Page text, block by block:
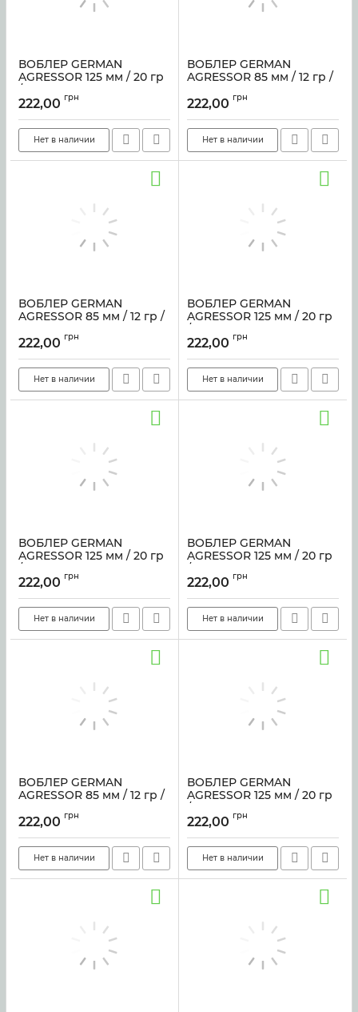
ВОБЛЕР GERMAN
AGRESSOR 125 мм / 20 гр
/ C228
Артикул: sf-1193
222,00 грн
Нет в наличии
ВОБЛЕР GERMAN
AGRESSOR 85 мм / 12 гр /
Артикул: sf-2891
222,00 грн
Нет в наличии
ВОБЛЕР GERMAN
AGRESSOR 85 мм / 12 гр /
Артикул: sf-2888
222,00 грн
Нет в наличии
ВОБЛЕР GERMAN
AGRESSOR 125 мм / 20 гр
/ C213
Артикул: sf-2973
222,00 грн
Нет в наличии
ВОБЛЕР GERMAN
AGRESSOR 125 мм / 20 гр
/ C021
Артикул: sf-4037
222,00 грн
Нет в наличии
ВОБЛЕР GERMAN
AGRESSOR 125 мм / 20 гр
/ C223
Артикул: sf-3393
222,00 грн
Нет в наличии
ВОБЛЕР GERMAN
AGRESSOR 85 мм / 12 гр /
Артикул: sf-3868
222,00 грн
Нет в наличии
ВОБЛЕР GERMAN
AGRESSOR 125 мм / 20 гр
/ C112
Артикул: sf-3867
222,00 грн
Нет в наличии